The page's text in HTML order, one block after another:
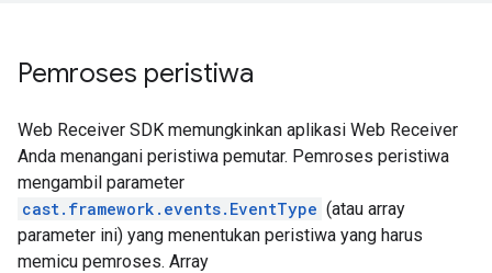
Pemroses peristiwa
Web Receiver SDK memungkinkan aplikasi Web Receiver
Anda menangani peristiwa pemutar. Pemroses peristiwa
mengambil parameter
cast.framework.events.EventType (atau array
parameter ini) yang menentukan peristiwa yang harus
memicu pemroses. Array